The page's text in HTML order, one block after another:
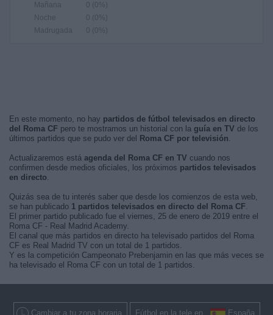
Mañana
0 (0%)
Noche
0 (0%)
Madrugada
0 (0%)
En este momento, no hay partidos de fútbol televisados en directo
del Roma CF pero te mostramos un historial con la guía en TV de los
últimos partidos que se pudo ver del
Roma CF por televisión.
Actualizaremos está agenda del Roma CF en TV cuando nos
confirmen desde medios oficiales, los próximos partidos televisados
en directo.
Quizás sea de tu interés saber que desde los comienzos de esta web,
se han publicado 1 partidos televisados en directo del Roma CF.
El primer partido publicado fue el viernes, 25 de enero de 2019 entre el
Roma CF - Real Madrid Academy.
El canal que más partidos en directo ha televisado partidos del Roma
CF es Real Madrid TV con un total de 1 partidos.
Y es la competición Campeonato Prebenjamin en las que más veces se
ha televisado el Roma CF con un total de 1 partidos.
Cambiar a tu zona horaria Fútbol en la tele en España